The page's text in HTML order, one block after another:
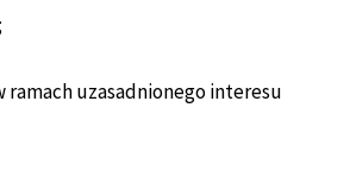
ramach uzasadnionego interesu